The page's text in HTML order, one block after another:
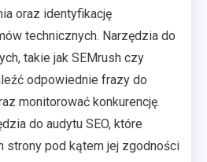
oraz identyfikację
technicznych. Narzędzia do
takie jak SEMrush czy
odpowiednie frazy do
monitorować konkurencję.
do audytu SEO, które
strony pod kątem jej zgodności